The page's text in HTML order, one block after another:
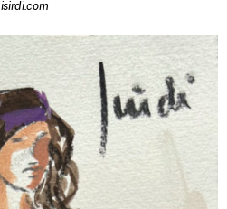
isirdi.com